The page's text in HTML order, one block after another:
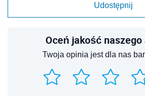
Udostępnij
Oceń jakość naszego
Twoja opinia jest dla nas